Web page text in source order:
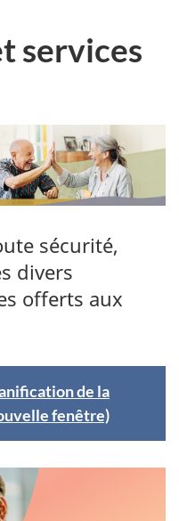
services
sécurité,
divers
offerts aux
de la
fenêtre)